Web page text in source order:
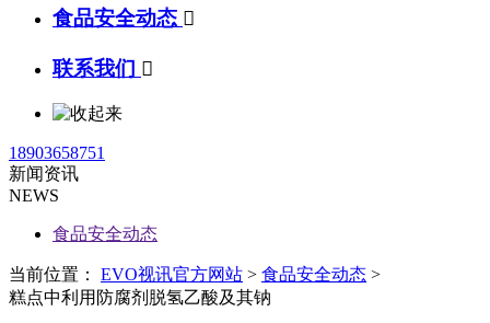
食品安全动态 
联系我们 
18903658751
新闻资讯
NEWS
食品安全动态
当前位置： EVO视讯官方网站 > 食品安全动态 >
糕点中利用防腐剂脱氢乙酸及其钠